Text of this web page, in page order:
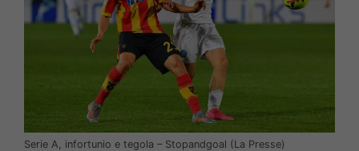
Serie A, infortunio e tegola – Stopandgoal (La Presse)